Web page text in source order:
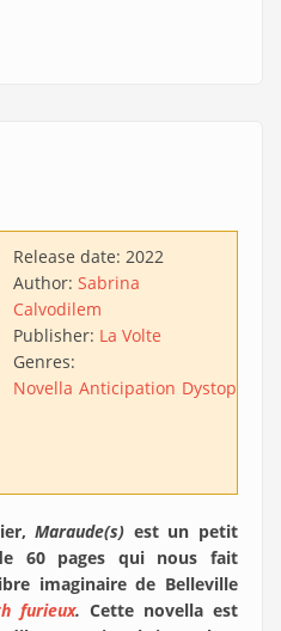
Release date: 2022
Author: Sabrina
Calvodilem
Publisher: La Volte
Genres:
Novella Anticipation Dystopie
Maraude(s) est un petit
60 pages qui nous fait
imaginaire de Belleville
furieux. Cette novella est